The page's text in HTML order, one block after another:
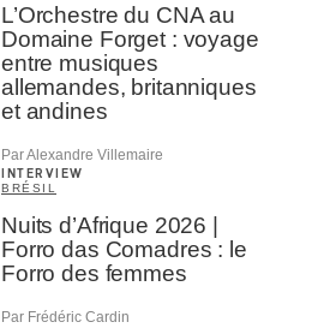
L’Orchestre du CNA au
Domaine Forget : voyage
entre musiques
allemandes, britanniques
et andines
Par Alexandre Villemaire
INTERVIEW
BRÉSIL
Nuits d’Afrique 2026 |
Forro das Comadres : le
Forro des femmes
Par Frédéric Cardin